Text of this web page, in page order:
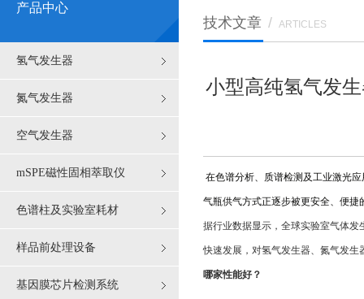
产品中心
氢气发生器
氮气发生器
空气发生器
mSPE磁性固相萃取仪
色谱柱及实验室耗材
样品前处理设备
基因膜芯片检测系统
技术文章 / ARTICLES
小型高纯氢气发
在色谱分析、质谱检测及工业激光
气瓶供气方式正逐步被更安全、便捷
据行业数据显示，全球实验室气体发
快速发展，对氢气发生器、氮气发
哪家性能好？